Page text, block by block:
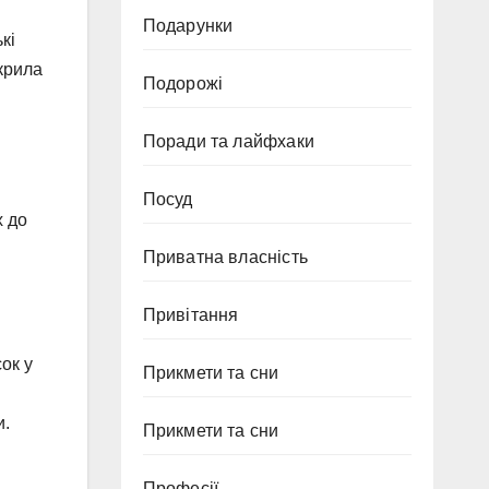
до
у
Подарунки
Подорожі
Поради та лайфхаки
Посуд
Приватна власність
Привітання
Прикмети та сни
Прикмети та сни